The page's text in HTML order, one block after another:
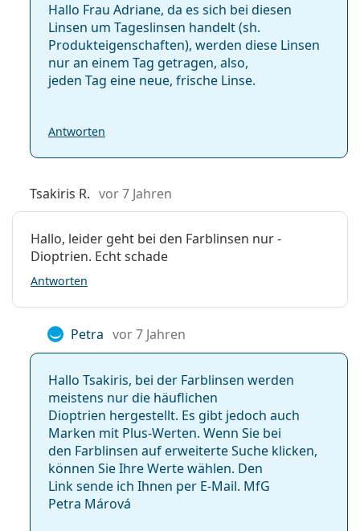
Hallo Frau Adriane, da es sich bei diesen
Linsen um Tageslinsen handelt (sh.
Produkteigenschaf­ten), werden diese Linsen
nur an einem Tag getragen, also,
jeden Tag eine neue, frische Linse.
Antworten
Tsakiris R. vor 7 Jahren
Hallo, leider geht bei den Farblinsen nur -
Dioptrien. Echt schade
Antworten
Petra vor 7 Jahren
Hallo Tsakiris, bei der Farblinsen werden
meistens nur die häuflichen
Dioptrien hergestellt. Es gibt jedoch auch
Marken mit Plus-Werten. Wenn Sie bei
den Farblinsen auf erweiterte Suche klicken,
können Sie Ihre Werte wählen. Den
Link sende ich Ihnen per E-Mail. MfG
Petra Márová